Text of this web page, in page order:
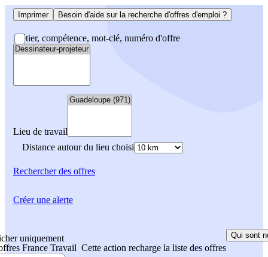
Imprimer Besoin d'aide sur la recherche d'offres d'emploi ?
Métier, compétence, mot-clé, numéro d'offre
Lieu de travail
Distance autour du lieu choisi
Rechercherdes offres
uniquement
France Travail Cette action recharge la liste des offres
Qui sont
Créer une alerte